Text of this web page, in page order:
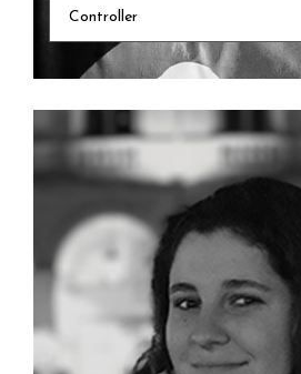
Controller